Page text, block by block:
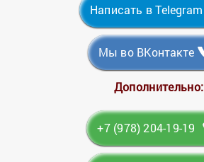
Написать в Telegram
Мы во ВКонтакте
Дополнительно:
+7 (978) 204-19-19